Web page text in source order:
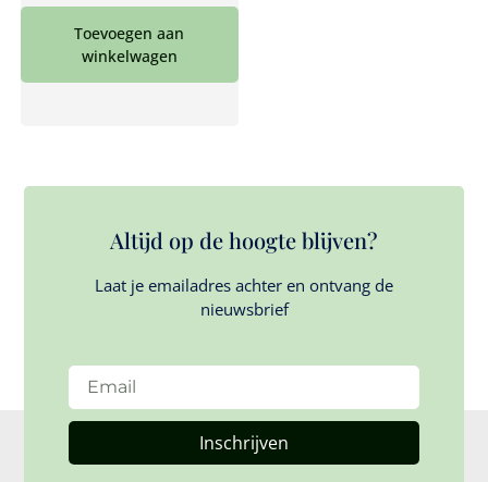
Toevoegen aan
winkelwagen
Altijd op de hoogte blijven?
Laat je emailadres achter en ontvang de
nieuwsbrief
Inschrijven